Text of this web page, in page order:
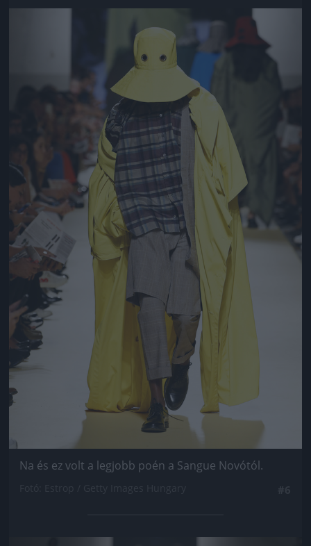
Jön még kép!
Na és ez volt a legjobb poén a Sangue Novótól.